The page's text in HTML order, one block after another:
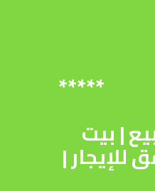
*****
|بيت
للإيجار|